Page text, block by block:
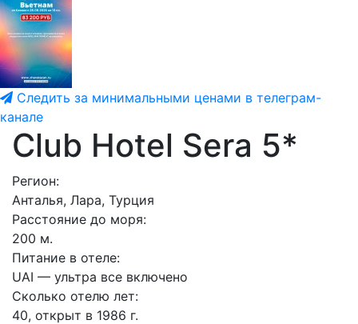
Следить за минимальными ценами в телеграм-
канале
Club Hotel Sera 5*
Регион:
Анталья, Лара, Турция
Расстояние до моря:
200 м.
Питание в отеле:
UAI — ультра все включено
Сколько отелю лет:
40, открыт в 1986 г.